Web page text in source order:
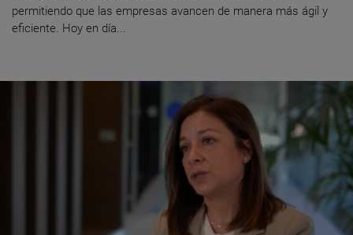
permitiendo que las empresas avancen de manera más ágil y
eficiente. Hoy en día...